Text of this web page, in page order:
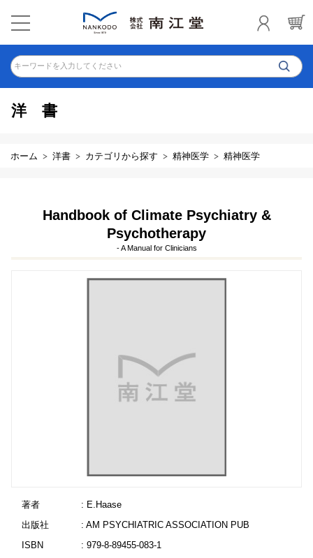
キーワードを入力してください
洋書
ホーム 洋書 カテゴリから探す 精神医学 精神医学
Handbook of Climate Psychiatry &
Psychotherapy
- A Manual for Clinicians
著者
: E.Haase
出版社
: AM PSYCHIATRIC ASSOCIATION PUB
ISBN
: 979-8-89455-083-1